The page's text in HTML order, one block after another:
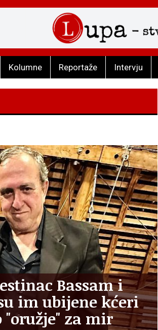
Kolumne Reportaže Intervju
Bassam i
im ubijene kćeri
za mir